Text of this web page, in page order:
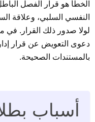
الخطأ هو قرار الفصل
النفسي السلبي، وعلاقة
لولا صدور ذلك القرار. في
دعوى التعويض عن قرار
بالمستندات الصحيحة.
أسباب